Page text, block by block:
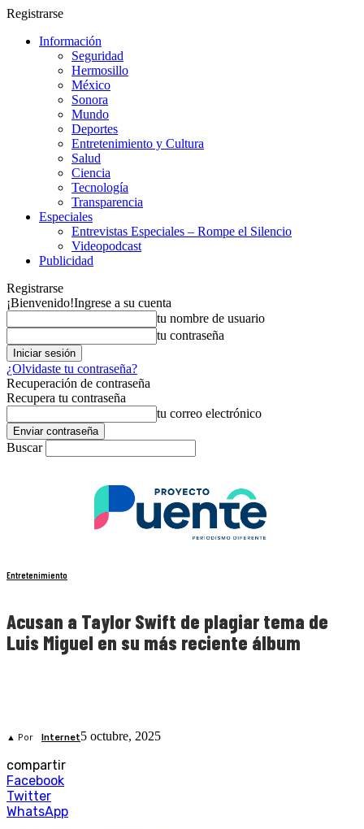
Registrarse
Información
Seguridad
Hermosillo
México
Sonora
Mundo
Deportes
Entretenimiento y Cultura
Salud
Ciencia
Tecnología
Transparencia
Especiales
Entrevistas Especiales – Rompe el Silencio
Videopodcast
Publicidad
Registrarse
¡Bienvenido!Ingrese a su cuenta
tu nombre de usuario
tu contraseña
¿Olvidaste tu contraseña?
Recuperación de contraseña
Recupera tu contraseña
tu correo electrónico
Buscar
Entretenimiento
Acusan a Taylor Swift de plagiar tema de
Luis Miguel en su más reciente álbum
▲ Por Internet5 octubre, 2025
compartir
Facebook
Twitter
WhatsApp